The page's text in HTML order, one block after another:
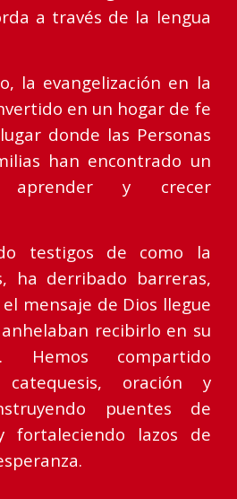
a través de la lengua
la evangelización en la
en un hogar de fe
donde las Personas
han encontrado un
aprender y crecer
testigos de como la
ha derribado barreras,
mensaje de Dios llegue
recibirlo en su
Hemos compartido
oración y
puentes de
fortaleciendo lazos de